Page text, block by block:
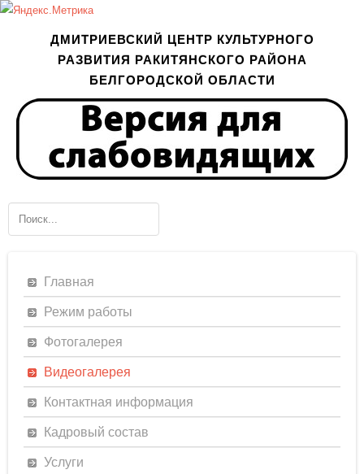
ДМИТРИЕВСКИЙ ЦЕНТР КУЛЬТУРНОГО
РАЗВИТИЯ РАКИТЯНСКОГО РАЙОНА
БЕЛГОРОДСКОЙ ОБЛАСТИ
Главная
Режим работы
Фотогалерея
Видеогалерея
Контактная информация
Кадровый состав
Услуги